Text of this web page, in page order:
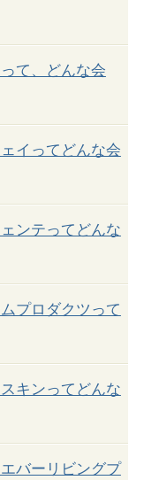
て、どんな会
イってどんな会
ンテってどんな
プロダクツって
キンってどんな
バーリビングプ